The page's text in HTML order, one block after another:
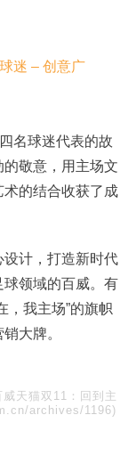
名球迷代表的故
敬意，用主场文
的结合收获了成
计，打造新时代
领域的百威。有
，我主场”的旗帜
大牌。
威天猫双11：回到主
archives/1196)